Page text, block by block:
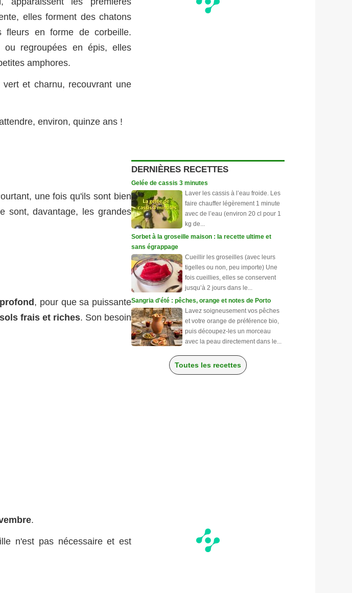
elles forment des chatons
fleurs en forme de corbeille.
ou regroupées en épis, elles
amphores.
et charnu, recouvrant une
environ, quinze ans !
une fois qu'ils sont bien
sont, davantage, les grandes
profond, pour que sa puissante
sols frais et riches. Son besoin
.
n'est pas nécessaire et est
DERNIÈRES RECETTES
Gelée de cassis 3 minutes
Laver les cassis à l’eau froide. Les
faire chauffer légèrement 1 minute
avec de l’eau (environ 20 cl pour 1
kg de...
Sorbet à la groseille maison : la recette ultime et
sans égrappage
Cueillir les groseilles (avec leurs
tigelles ou non, peu importe) Une
fois cueillies, elles se conservent
jusqu’à 2 jours dans le...
Sangria d'été : pêches, orange et notes de Porto
Lavez soigneusement vos pêches
et votre orange de préférence bio,
puis découpez-les un morceau
avec la peau directement dans le...
Toutes les recettes